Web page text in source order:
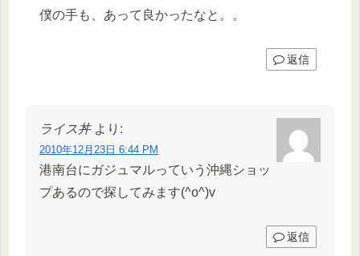
僕の手も、あって良かったなと。。
返信
ライス丼 より:
2010年12月23日 6:44 PM
港南台にガジュマルっていう沖縄ショッ
プあるので探してみます(^o^)v
返信